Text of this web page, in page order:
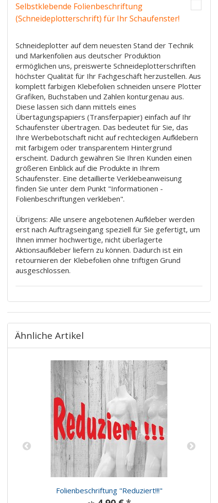
Selbstklebende Folienbeschriftung
(Schneideplotterschrift) für Ihr Schaufenster!
Schneideplotter auf dem neuesten Stand der Technik
und Markenfolien aus deutscher Produktion
ermöglichen uns, preiswerte Schneideplotterschriften
höchster Qualität für Ihr Fachgeschäft herzustellen. Aus
komplett farbigen Klebefolien schneiden unsere Plotter
Grafiken, Buchstaben und Zahlen konturgenau aus.
Diese lassen sich dann mittels eines
Übertagungspapiers (Transferpapier) einfach auf Ihr
Schaufenster übertragen. Das bedeutet für Sie, das
Ihre Werbebotschaft nicht auf rechteckigen Aufklebern
mit farbigem oder transparentem Hintergrund
erscheint. Dadurch gewähren Sie Ihren Kunden einen
größeren Einblick auf die Produkte in Ihrem
Schaufenster. Eine detaillierte Verklebeanweisung
finden Sie unter dem Punkt "Informationen -
Folienbeschriftungen verkleben".
Übrigens: Alle unsere angebotenen Aufkleber werden
erst nach Auftragseingang speziell für Sie gefertigt, um
Ihnen immer hochwertige, nicht überlagerte
Aktionsaufkleber liefern zu können. Dadurch ist ein
retournieren der Klebefolien ohne triftigen Grund
ausgeschlossen.
Ähnliche Artikel
Folienbeschriftung "Reduziert!!!"